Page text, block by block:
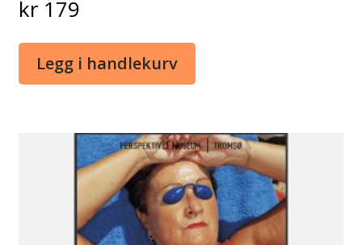
kr 179
Legg i handlekurv